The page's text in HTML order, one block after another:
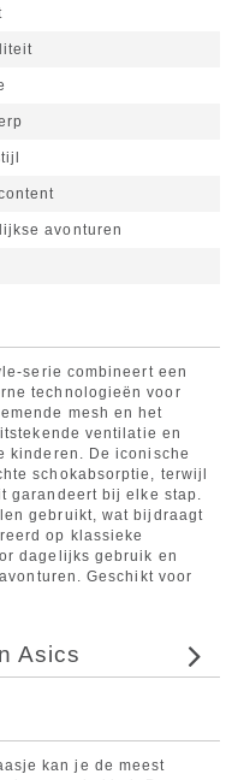
avonturen
serie combineert een
technologieën voor
mesh en het
ventilatie en
kinderen. De iconische
schokabsorptie, terwijl
garandeert bij elke stap.
gebruikt, wat bijdraagt
op klassieke
dagelijks gebruik en
Geschikt voor
Asics
kan je de meest